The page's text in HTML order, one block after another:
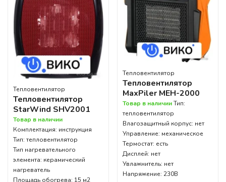
Тепловентилятор
Тепловентилятор
StarWind SHV2001
Товар в наличии
Комплектация: инструкция
Тип: тепловентилятор
Тип нагревательного
элемента: керамический
нагреватель
Площадь обогрева: 15 м2
Тепловентилятор
Тепловентилятор
MaxPiler MEH-2000
Товар в наличииТип:
тепловентилятор
Влагозащитный корпус: нет
Управление: механическое
Термостат: есть
Дисплей: нет
Увлажнитель: нет
Напряжение: 230В